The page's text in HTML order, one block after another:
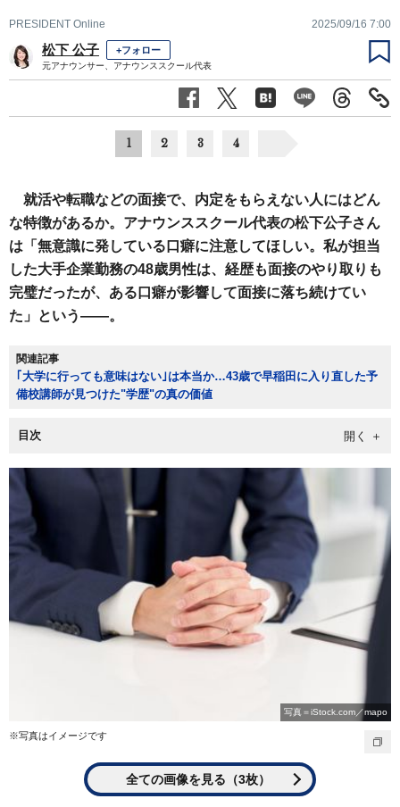
PRESIDENT Online 2025/09/16 7:00
松下 公子 +フォロー
元アナウンサー、アナウンススクール代表
1 2 3 4
就活や転職などの面接で、内定をもらえない人にはどん
な特徴があるか。アナウンススクール代表の松下公子さん
は「無意識に発している口癖に注意してほしい。私が担当
した大手企業勤務の48歳男性は、経歴も面接のやり取りも
完璧だったが、ある口癖が影響して面接に落ち続けてい
た」という――。
関連記事
｢大学に行っても意味はない｣は本当か…43歳で早稲田に入り直した予
備校講師が見つけた"学歴"の真の価値
目次
写真＝iStock.com／mapo
※写真はイメージです
全ての画像を見る（3枚）